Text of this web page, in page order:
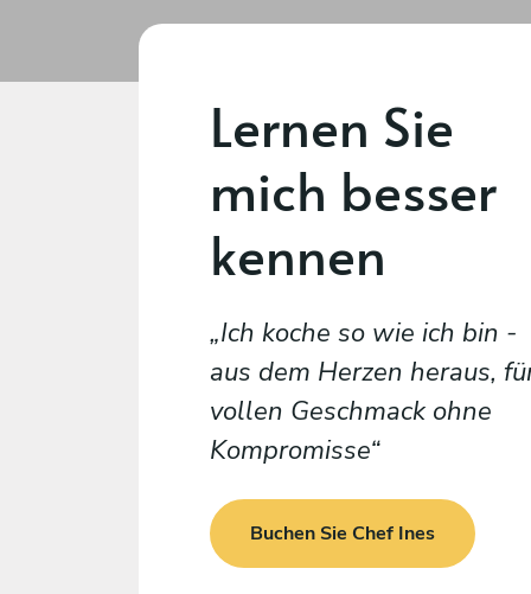
Lernen Sie
mich besser
kennen
Ich koche so wie ich bin -
aus dem Herzen heraus,
vollen Geschmack ohne
Kompromisse
Buchen Sie Chef Ines